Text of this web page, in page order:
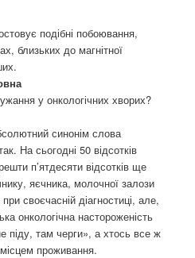
подібні побоювання,
близьких до магнітної
у онкологічних хворих?
синонім слова
На сьогодні 50 відсотків
п’ятдесяти відсотків ще
яєчника, молочної залози
своєчасній діагностиці, але,
онкологічна настороженість
піду, там черги», а хтось все ж
місцем проживання.